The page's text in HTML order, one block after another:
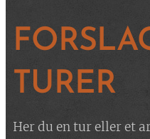
TURER
Her du en tur eller et